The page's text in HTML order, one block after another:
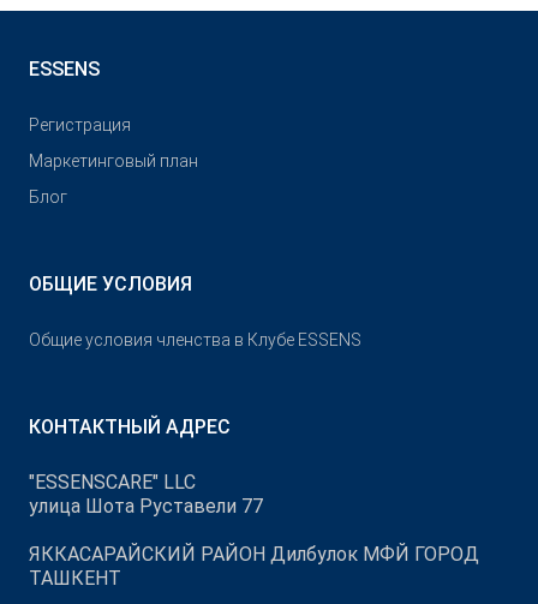
ESSENS
Pегистрация
Маркетинговый план
Блог
ОБЩИЕ УСЛОВИЯ
Общие условия членства в Клубе ESSENS
КОНТАКТНЫЙ АДРЕС
"ESSENSCARE" LLC
улица Шота Руставели 77
ЯККАСАРАЙСКИЙ РАЙОН Дилбулок МФЙ ГОРОД
ТАШКЕНТ